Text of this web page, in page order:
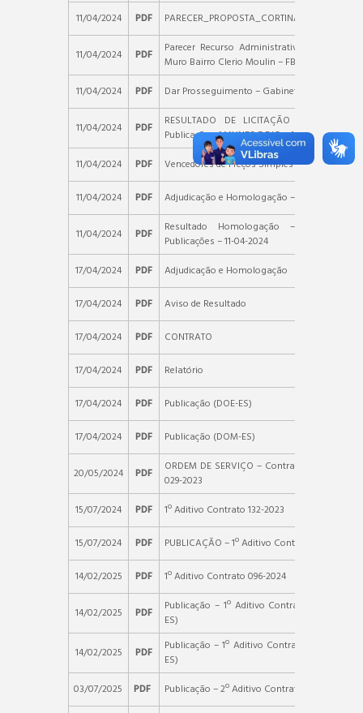
11/04/2024 PDF
11/04/2024 PDF
Parecer Recurso Administrativo – TP 029-
Muro Bairro Clerio Moulin – FBT
11/04/2024
PDF Dar Prosseguimento – Gabinete do Prefeito
11/04/2024 PDF
RESULTADO DE LICITAÇÃO – TP 029-
Publicações AMUNES E DIO – 10-04-2024
11/04/2024
PDF Vencedores de Preços Simples
11/04/2024 PDF Adjudicação e Homologação – TP 029-2023
11/04/2024 PDF
Resultado Homologação – TP 029-
Publicações – 11-04-2024
17/04/2024
PDF Adjudicação e Homologação
17/04/2024 PDF Aviso de Resultado
17/04/2024 PDF CONTRATO
17/04/2024 PDF Relatório
17/04/2024 PDF Publicação (DOE-ES)
17/04/2024 PDF Publicação (DOM-ES)
20/05/2024 PDF
ORDEM DE SERVIÇO – Contrato Nº 096-2024
029-2023
15/07/2024
PDF 1º Aditivo Contrato 132-2023
15/07/2024 PDF PUBLICAÇÃO – 1º Aditivo Contrato 132-2023
14/02/2025 PDF 1º Aditivo Contrato 096-2024
14/02/2025 PDF
Publicação – 1º Aditivo Contrato 096-2024
ES)
14/02/2025
PDF
Publicação – 1º Aditivo Contrato 096-2024
ES)
03/07/2025
PDF Publicação – 2º Aditivo Contrato 096-2024